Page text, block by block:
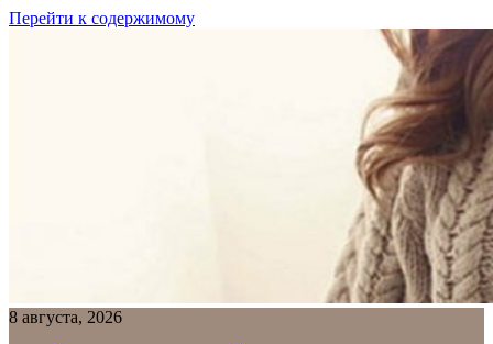
Перейти к содержимому
8 августа, 2026